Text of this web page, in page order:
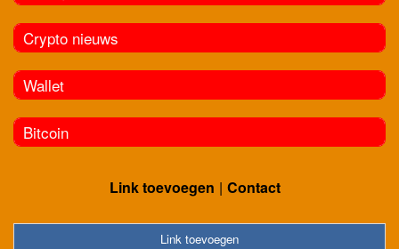
Crypto nieuws
Wallet
Bitcoin
Link toevoegen Contact
Link toevoegen